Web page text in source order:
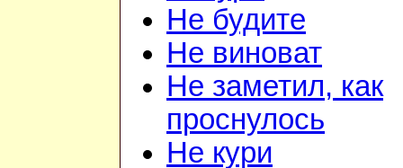
Не будите
Не виноват
Не заметил, как
проснулось
Не кури